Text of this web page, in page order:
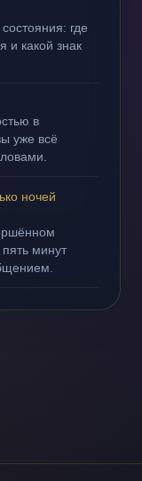
где
и какой знак
в
уже всё
ночей
минут